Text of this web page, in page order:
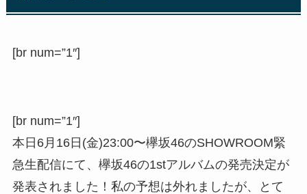
[br num=”1″]
[br num=”1″]
本日6月16日(金)23:00〜欅坂46のSHOWROOM緊
急生配信にて、欅坂46の1stアルバムの発売決定が
発表されました！私の予想は外れましたが、とて